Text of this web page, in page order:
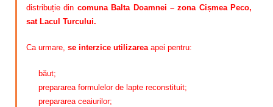
distribuție din comuna Balta Doamnei – zona Cișmea Peco,
sat Lacul Turcului.
Ca urmare, se interzice utilizareaapei pentru:
băut;
prepararea formulelor de lapte reconstituit;
prepararea ceaiurilor;